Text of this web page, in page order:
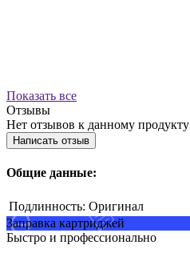
Показать все
Отзывы
Нет отзывов к данному продукту
Написать отзыв
Общие данные:
Подлинность: Оригинал
Заправка картриджей
Быстро и профессионально